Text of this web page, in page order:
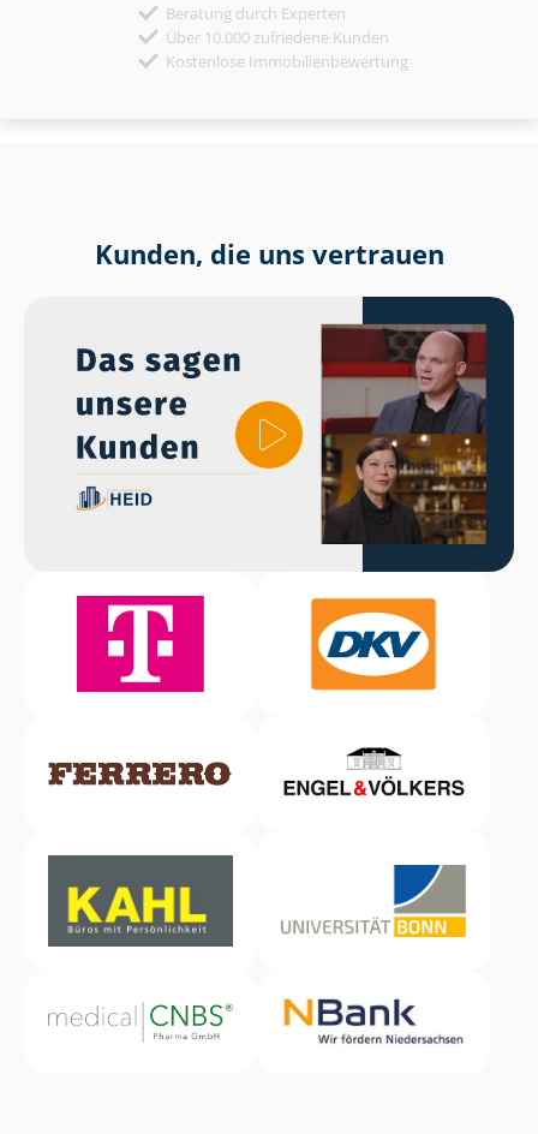
Beratung durch Experten
Über 10.000 zufriedene Kunden
Kostenlose Immobilienbewertung
Kunden, die uns vertrauen